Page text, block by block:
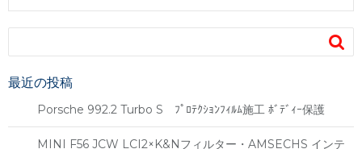

最近の投稿
Porsche 992.2 Turbo S ﾌﾟﾛﾃｸｼｮﾝﾌｨﾙﾑ施工 ﾎﾞﾃﾞｨｰ保護
MINI F56 JCW LCI2×K&Nフィルター・AMSECHS インテ